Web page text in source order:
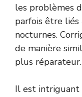
les problèmes
parfois être
nocturnes.
de manière
plus réparateur.
Il est intriguant